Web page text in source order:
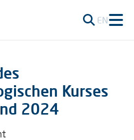
EN
Kurses
2024